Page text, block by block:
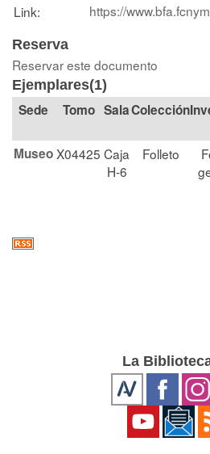
Link: https://
Reserva
Reservar este documento
Ejemplares(1)
Tomo SalaColección
MuseoX04425 Caja
H-6
Folleto
La